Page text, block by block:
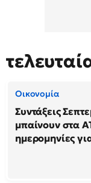
Οικονομία
Συντάξεις
μπαίνουν στα
ημερομηνίες